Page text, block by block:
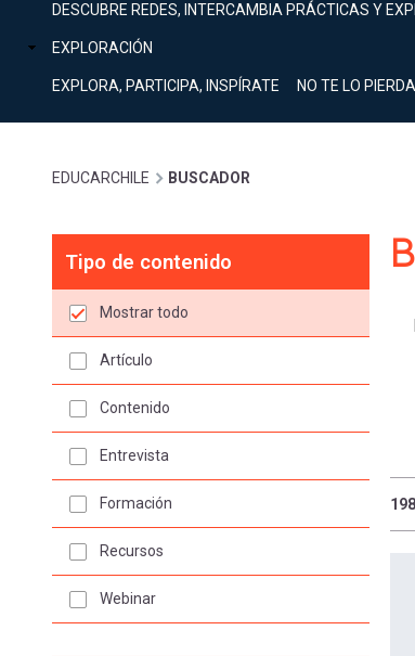
a
mi
cuenta
DESCUBRE REDES, INTERCAMBIA PRÁCTICAS Y
EXPLORACIÓN
EXPLORA, PARTICIPA, INSPÍRATE NO TE LO
[Educarchile
Mobile]
Menú
entrar
mi
cuenta
Sobrescribir
enlaces
de
ayuda
a
la
navegación
EDUCARCHILE BUSCADOR
Tipo de contenido
Mostrar todo
Artículo
Contenido
Entrevista
Formación
Recursos
Webinar